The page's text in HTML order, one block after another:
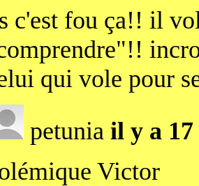
c'est fou ça!! il
qui vole pour
petunia il y a
Victor